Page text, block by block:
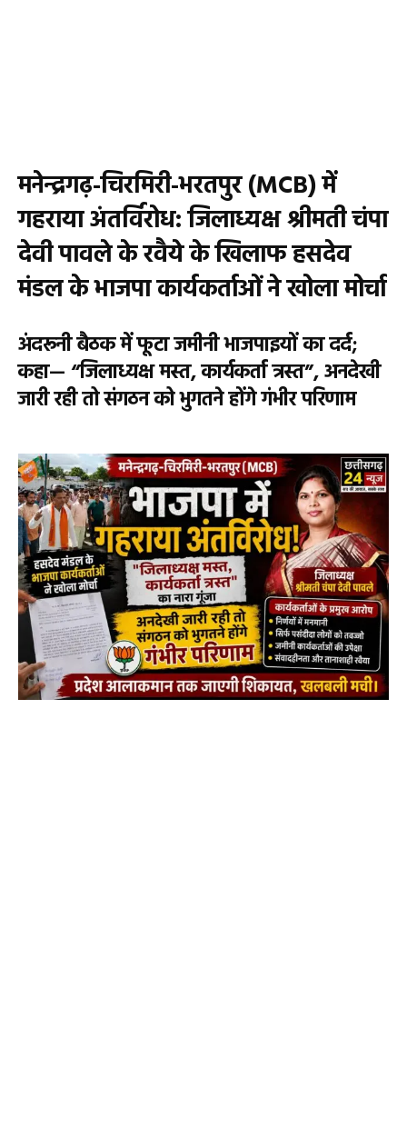
मनेन्द्रगढ़-चिरमिरी-भरतपुर (MCB) में
गहराया अंतर्विरोध: जिलाध्यक्ष श्रीमती चंपा
देवी पावले के रवैये के खिलाफ हसदेव
मंडल के भाजपा कार्यकर्ताओं ने खोला मोर्चा
अंदरूनी बैठक में फूटा जमीनी भाजपाइयों का दर्द;
कहा— “जिलाध्यक्ष मस्त, कार्यकर्ता त्रस्त”, अनदेखी
जारी रही तो संगठन को भुगतने होंगे गंभीर परिणाम